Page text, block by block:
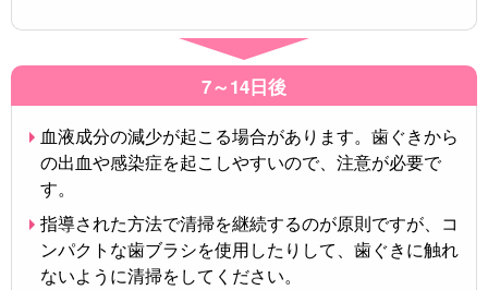
7～14日後
血液成分の減少が起こる場合があります。歯ぐきから
の出血や感染症を起こしやすいので、注意が必要で
す。
指導された方法で清掃を継続するのが原則ですが、コ
ンパクトな歯ブラシを使用したりして、歯ぐきに触れ
ないように清掃をしてください。